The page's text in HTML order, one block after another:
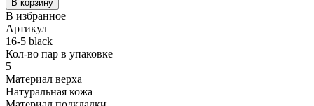
В корзину
В избранное
Артикул
16-5 black
Кол-во пар в упаковке
5
Материал верха
Натуральная кожа